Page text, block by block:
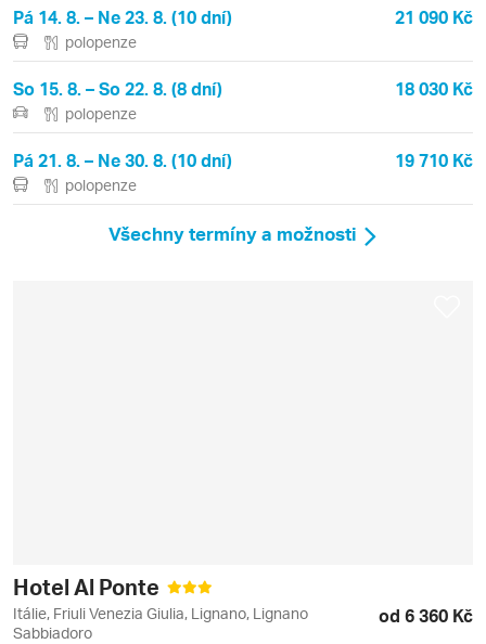
Pá 14. 8. – Ne 23. 8. (10 dní) 21 090 Kč
polopenze
So 15. 8. – So 22. 8. (8 dní) 18 030 Kč
polopenze
Pá 21. 8. – Ne 30. 8. (10 dní) 19 710 Kč
polopenze
Všechny termíny a možnosti
Hotel Al Ponte
Itálie, Friuli Venezia Giulia, Lignano, Lignano
Sabbiadoro
od 6 360 Kč